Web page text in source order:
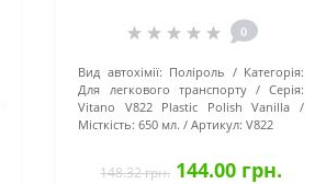
0
Вид автохімії: Поліроль
Категорія:
Для легкового транспорту
Серія:
Vitano V822 Plastic Polish Vanilla
Місткість: 650 мл. Артикул: V822
148.32 грн. 144.00 грн.